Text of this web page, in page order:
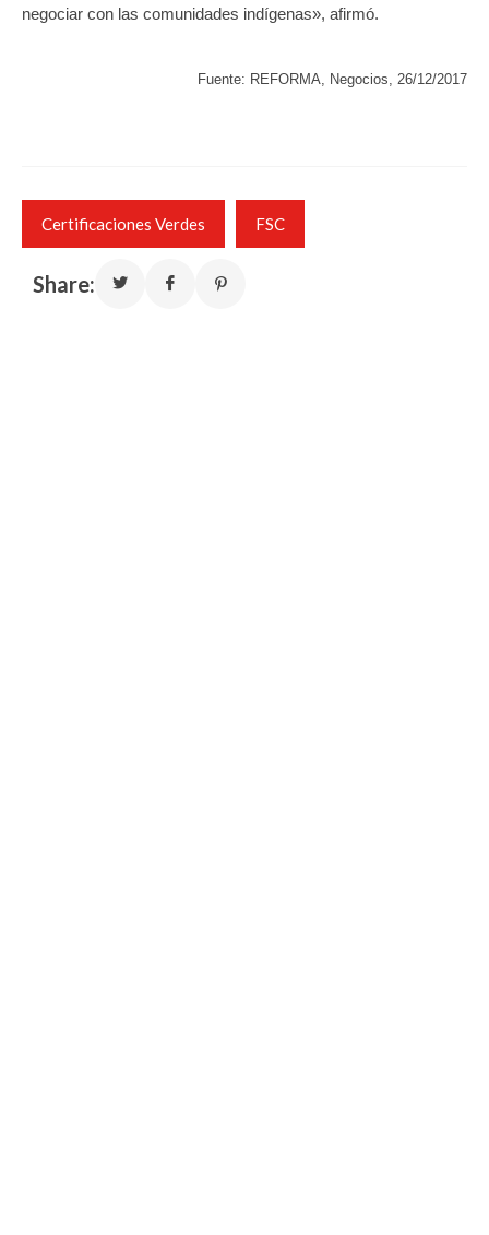
negociar con las comunidades indígenas», afirmó.
Fuente: REFORMA, Negocios, 26/12/2017
Certificaciones Verdes FSC
Share: